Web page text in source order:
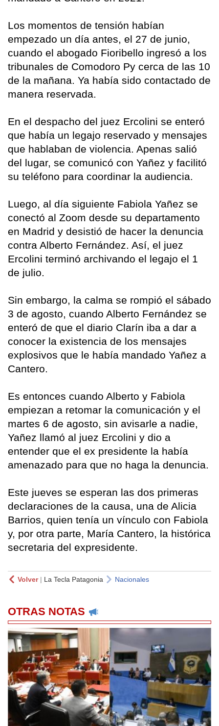
Los momentos de tensión habían
empezado un día antes, el 27 de junio,
cuando el abogado Fioribello ingresó a los
tribunales de Comodoro Py cerca de las 10
de la mañana. Ya había sido contactado de
manera reservada.
En el despacho del juez Ercolini se enteró
que había un legajo reservado y mensajes
que hablaban de violencia. Apenas salió
del lugar, se comunicó con Yañez y facilitó
su teléfono para coordinar la audiencia.
Luego, al día siguiente Fabiola Yañez se
conectó al Zoom desde su departamento
en Madrid y desistió de hacer la denuncia
contra Alberto Fernández. Así, el juez
Ercolini terminó archivando el legajo el 1
de julio.
Sin embargo, la calma se rompió el sábado
3 de agosto, cuando Alberto Fernández se
enteró de que el diario Clarín iba a dar a
conocer la existencia de los mensajes
explosivos que le había mandado Yañez a
Cantero.
Es entonces cuando Alberto y Fabiola
empiezan a retomar la comunicación y el
martes 6 de agosto, sin avisarle a nadie,
Yañez llamó al juez Ercolini y dio a
entender que el ex presidente la había
amenazado para que no haga la denuncia.
Este jueves se esperan las dos primeras
declaraciones de la causa, una de Alicia
Barrios, quien tenía un vínculo con Fabiola
y, por otra parte, María Cantero, la histórica
secretaria del expresidente.
Volver| La Tecla Patagonia Nacionales
OTRAS NOTAS